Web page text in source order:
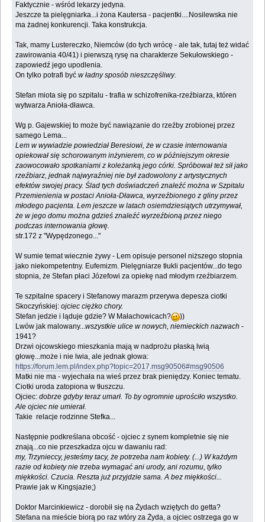
Faktycznie - wśród lekarzy jedyna.
Jeszcze ta pielęgniarka...i żona Kautersa - pacjentki....Nosilewska nie
ma żadnej konkurencji. Taka konstrukcja.
Tak, mamy Lustereczko, Niemców (do tych wrócę - ale tak, tutaj też widać
zawirowania 40/41) i pierwszą rysę na charakterze Sekułowskiego -
zapowiedź jego upodlenia.
On tylko potrafi być w ładny sposób nieszczęśliwy.
Stefan miota się po szpitalu - trafia w schizofrenika-rzeźbiarza, któren
wytwarza Anioła-dławca.
Wg p. Gajewskiej to może być nawiązanie do rzeźby zrobionej przez
samego Lema...
Lem w wywiadzie powiedział Beresiowi, że w czasie internowania
opiekował się schorowanym inżynierem, co w późniejszym okresie
zaowocowało spotkaniami z koleżanką jego córki. Spróbował też sił jako
rzeźbiarz, jednak najwyraźniej nie był zadowolony z artystycznych
efektów swojej pracy. Ślad tych doświadczeń znaleźć można w Szpitalu
Przemienienia w postaci Anioła-Dławca, wyrzeźbionego z gliny przez
młodego pacjenta. Lem jeszcze w latach osiemdziesiątych utrzymywał,
że w jego domu można gdzieś znaleźć wyrzeźbioną przez niego
podczas internowania głowę.
str.172 z "Wypędzonego..."
W sumie temat wiecznie żywy - Lem opisuje personel niższego stopnia
jako niekompetentny. Eufemizm. Pielęgniarze tłukli pacjentów...do tego
stopnia, że Stefan płaci Józefowi za opiekę nad młodym rzeźbiarzem.
Te szpitalne spacery i Stefanowy marazm przerywa depesza ciotki
Skoczyńskiej:ojciec ciężko chory.
Stefan jedzie i ląduje gdzie? W Małachowicach?
))
Lwów jak malowany...wszystkie ulice w nowych, niemieckich nazwach -
1941?
Drzwi ojcowskiego mieszkania mają w nadprożu płaską lwią
głowę...może i nie lwia, ale jednak głowa:
https://forum.lem.pl/index.php?topic=2017.msg90506#msg90506
Matki nie ma - wyjechała na wieś przez brak pieniędzy. Koniec tematu.
Ciotki uroda zatopiona w tłuszczu.
Ojciec:dobrze gdyby teraz umarł. To by ogromnie uprościło wszystko.
Ale ojciec nie umierał.
Takie relacje rodzinne Stefka...
Następnie podkreślana obcość - ojciec z synem kompletnie się nie
znają...co nie przeszkadza ojcu w dawaniu rad:
my, Trzynieccy, jesteśmy tacy, że potrzeba nam kobiety. (...) W każdym
razie od kobiety nie trzeba wymagać ani urody, ani rozumu, tylko
miękkości. Czucia. Reszta już przyjdzie sama. A bez miękkości...
Prawie jak w Kingsjazie;)
Doktor Marcinkiewicz - dorobił się na Żydach wziętych do getta?
Stefana na mieście biorą po raz wtóry za Żyda, a ojciec ostrzega go w